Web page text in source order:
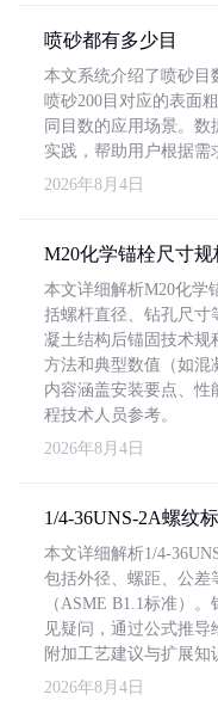
喷砂都有多少目
本文系统介绍了喷砂目
喷砂200目对应的表面
同目数的应用场景。数
实践，帮助用户根据需
2026年8月4日
M20化学锚栓尺寸
本文详细解析M20化学
括螺杆直径、钻孔尺寸
凝土结构后锚固技术规
方法和典型数值（如混
内容涵盖安装要点、
程技术人员参考。
2026年8月4日
1/4-36UNS-2A螺纹
本文详细解析1/4-
包括外径、螺距、公差
（ASME B1.1标准）
见疑问，通过公式推
附加工艺建议与扩展知
2026年8月4日